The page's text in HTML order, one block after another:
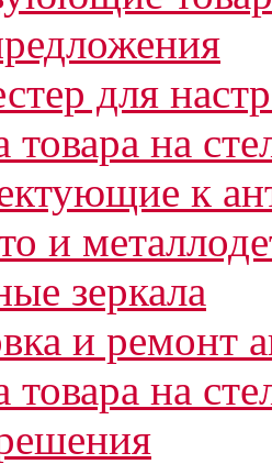
для
товара на
к
и
зеркала
и ремонт
товара на